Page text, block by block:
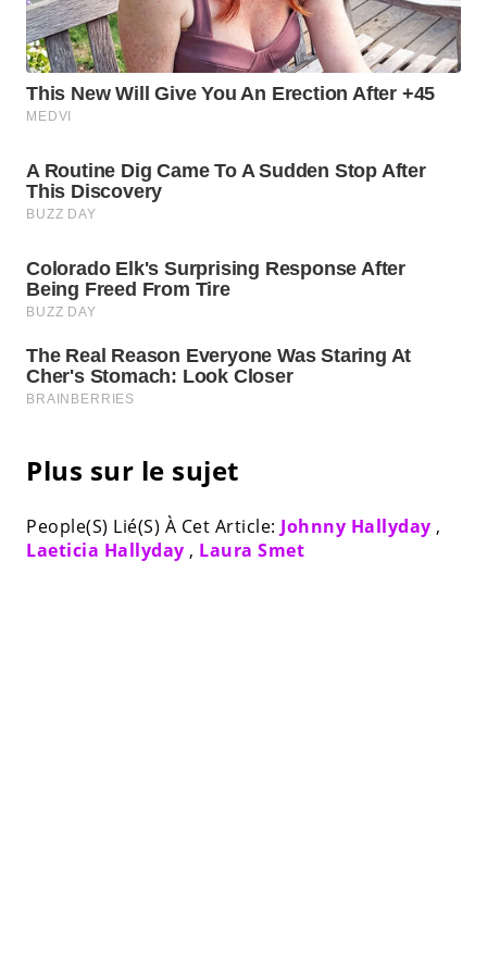
Plus sur le sujet
People(S) Lié(S) À Cet Article: Johnny Hallyday ,
Laeticia Hallyday , Laura Smet